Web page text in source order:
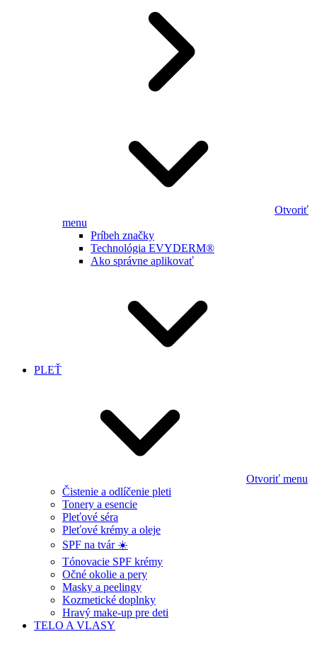
Otvoriť
menu
Príbeh značky
Technológia EVYDERM®
Ako správne aplikovať
PLEŤ
Otvoriť menu
Čistenie a odlíčenie pleti
Tonery a esencie
Pleťové séra
Pleťové krémy a oleje
SPF na tvár ☀️
Tónovacie SPF krémy
Očné okolie a pery
Masky a peelingy
Kozmetické doplnky
Hravý make-up pre deti
TELO A VLASY